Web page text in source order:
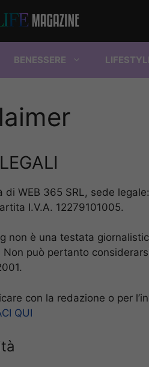
BENESSERE
di WEB 365 SRL, sede
I.V.A. 12279101005.
non è una testata
Non può pertanto
con la redazione o per
QUI